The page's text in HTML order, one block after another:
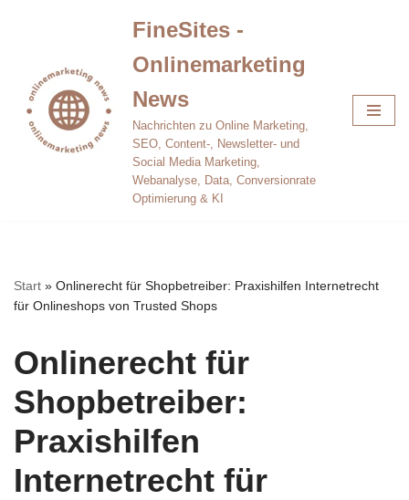
springen
FineSites -
Onlinemarketing
News
Nachrichten zu Online Marketing,
SEO, Content-, Newsletter- und
Social Media Marketing,
Webanalyse, Data, Conversionrate
Optimierung & KI
Start » Onlinerecht für Shopbetreiber: Praxishilfen Internetrecht
für Onlineshops von Trusted Shops
Onlinerecht für
Shopbetreiber:
Praxishilfen
Internetrecht für